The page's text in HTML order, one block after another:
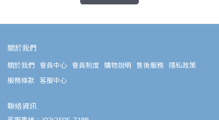
關於我們
關於我們 會員中心 會員制度 購物說明 售後服務
隱私政策
服務條款
客服中心
聯絡資訊